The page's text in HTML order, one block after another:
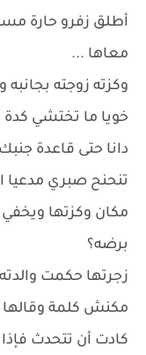
أطلق زفرو حارة
معاها ...
وكزته زوجته بجانبه
خويا ما تختشي كدة
دانا حتى قاعدة
تنحنح صبري مدعيا
مكان وكزتها ويخفي
برضه؟
زجرتها حكمت والدته
مكنش كلمة وقالها
كادت أن تتحدث